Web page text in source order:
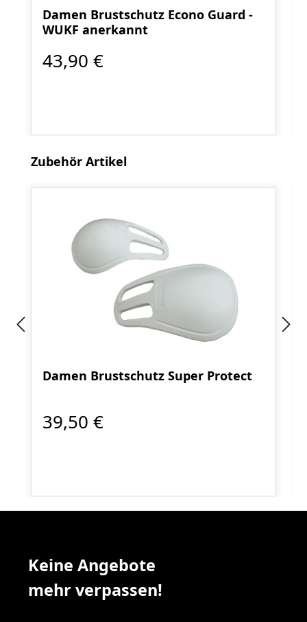
Damen Brustschutz Econo Guard -
WUKF anerkannt
43,90 €
Produktgalerie überspringen
Zubehör Artikel
Damen Brustschutz Super Protect
39,50 €
Keine Angebote
mehr verpassen!